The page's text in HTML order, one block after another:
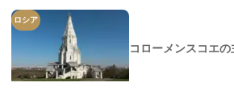
ロシア
コローメンスコエ